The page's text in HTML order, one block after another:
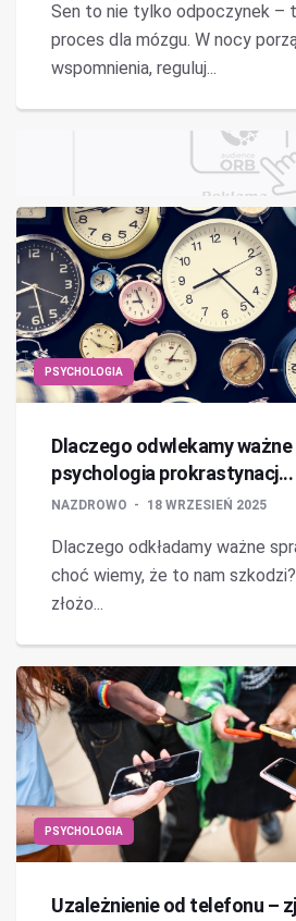
Sen to nie tylko odpoczynek –
proces dla mózgu. W nocy
wspomnienia, reguluj...
PSYCHOLOGIA
Dlaczego odwlekamy
psychologia prokrastynacj...
NAZDROWO 18 WRZESIEŃ 2025
Dlaczego odkładamy ważne
choć wiemy, że to nam
złożo...
PSYCHOLOGIA
Uzależnienie od telefonu –